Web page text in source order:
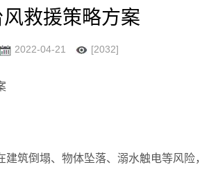
风救援策略方案
2022-04-21 [2032]
建筑倒塌、物体坠落、溺水触电等风险，